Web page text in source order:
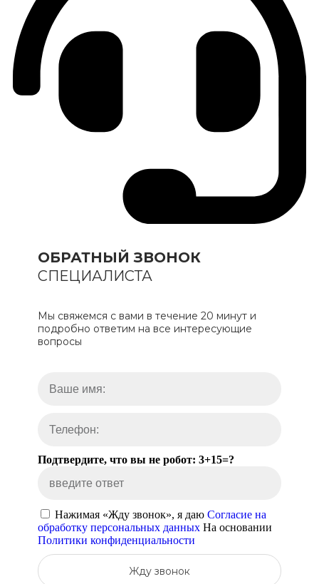
ОБРАТНЫЙ ЗВОНОК
СПЕЦИАЛИСТА
Мы свяжемся с вами в течение 20 минут и
подробно ответим на все интересующие
вопросы
Подтвердите, что вы не робот: 3+15=?
Нажимая «Жду звонок», я даю Согласие на
обработку персональных данных На основании
Политики конфиденциальности
Жду звонок